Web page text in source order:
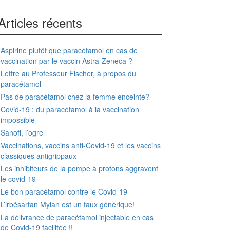
récents
Aspirine plutôt que paracétamol en cas de
vaccination par le vaccin Astra-Zeneca ?
Lettre au Professeur Fischer, à propos du
paracétamol
Pas de paracétamol chez la femme enceinte?
Covid-19 : du paracétamol à la vaccination
impossible
Sanofi, l’ogre
Vaccinations, vaccins anti-Covid-19 et les vaccins
classiques antigrippaux
Les inhibiteurs de la pompe à protons aggravent
le covid-19
Le bon paracétamol contre le Covid-19
L’irbésartan Mylan est un faux générique!
La délivrance de paracétamol injectable en cas
de Covid-19 facilitée !!